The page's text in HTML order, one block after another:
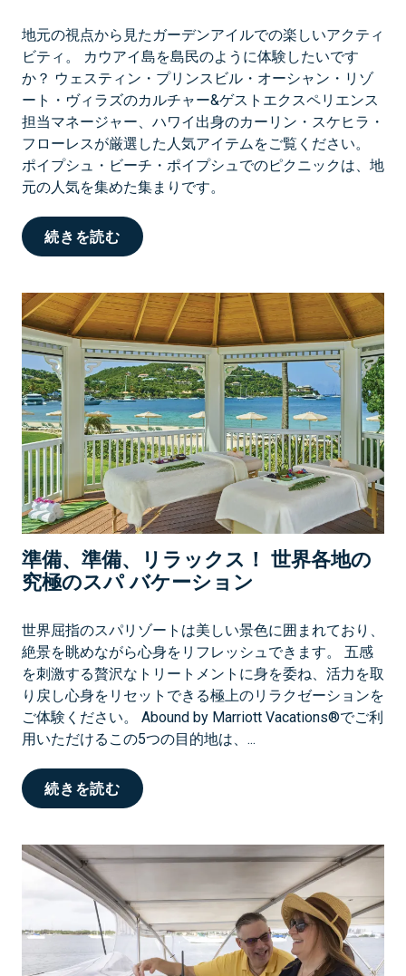
地元の視点から見たガーデンアイルでの楽しいアクティ
ビティ。 カウアイ島を島民のように体験したいです
か？ ウェスティン・プリンスビル・オーシャン・リゾ
ート・ヴィラズのカルチャー&ゲストエクスペリエンス
担当マネージャー、ハワイ出身のカーリン・スケヒラ・
フローレスが厳選した人気アイテムをご覧ください。
ポイプシュ・ビーチ・ポイプシュでのピクニックは、地
元の人気を集めた集まりです。
続きを読む
ウ
イ
島
の
お
す
す
め
情
と
ア
ク
テ
ィ
テ
ィ
準備、準備、リラックス！ 世界各地の
究極のスパ バケーション
世界屈指のスパリゾートは美しい景色に囲まれており、
絶景を眺めながら心身をリフレッシュできます。 五感
を刺激する贅沢なトリートメントに身を委ね、活力を取
り戻し心身をリセットできる極上のリラクゼーションを
ご体験ください。 Abound by Marriott Vacations®でご利
用いただけるこの5つの目的地は、...
続きを読む
備
準
、
リ
ラ
ッ